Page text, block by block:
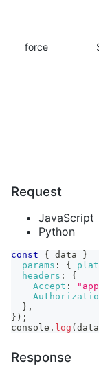
force
Request
JavaScript
Python
const { data } =
params : {
headers :
{
Accept :
} ,
} ) ;
console . log ( data
Response